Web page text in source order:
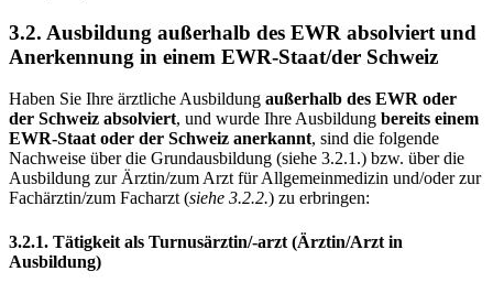
3.2. Ausbildung außerhalb des EWR absolviert und
Anerkennung in einem EWR-Staat/der Schweiz
Haben Sie Ihre ärztliche Ausbildung außerhalb des EWR oder
der Schweiz absolviert, und wurde Ihre Ausbildung bereits einem
EWR-Staat oder der Schweiz anerkannt, sind die folgende
Nachweise über die Grundausbildung (siehe 3.2.1.) bzw. über die
Ausbildung zur Ärztin/zum Arzt für Allgemeinmedizin und/oder zur
Fachärztin/zum Facharzt (siehe 3.2.2.) zu erbringen:
3.2.1. Tätigkeit als Turnusärztin/-arzt (Ärztin/Arzt in
Ausbildung)